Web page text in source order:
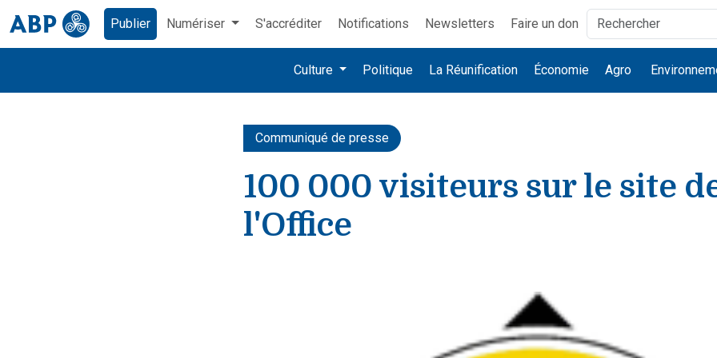
Publier Numériser S'accréditer Notifications Newsletters Faire un don
Culture Politique La Réunification Économie Agro
Communiqué de presse
100 000 visiteurs sur le site
l'Office